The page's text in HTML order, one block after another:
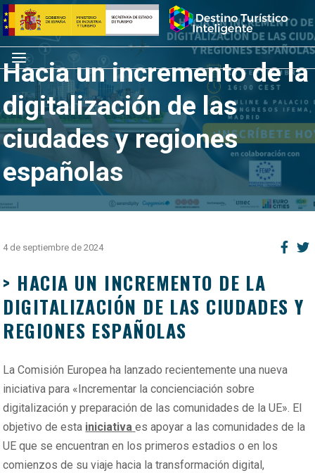
Saltar
al
contenido
Inicio
Menú
Hacia un incremento de la
digitalización de las
ciudades y regiones
españolas
4 de septiembre de 2024
> HACIA UN INCREMENTO DE LA
DIGITALIZACIÓN DE LAS CIUDADES Y
REGIONES ESPAÑOLAS
La Comisión Europea ha lanzado recientemente una nueva
iniciativa para «Incrementar la concienciación sobre
digitalización y preparación de las comunidades de la UE». El
objetivo de esta iniciativa es apoyar a las comunidades de la
UE que se encuentran en los primeros estadios o en los
comienzos de su viaje hacia la transformación digital,